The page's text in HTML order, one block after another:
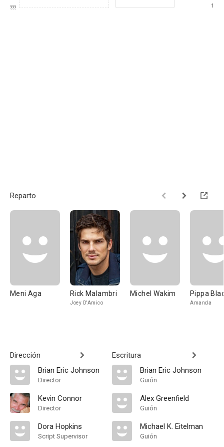
???
1
Reparto
Meni Aga Rick Malambri
Joey D'Amico
Michel Wakim Pippa
Amanda
Dirección
Brian Eric Johnson
Director
Kevin Connor
Director
Dora Hopkins
Script Supervisor
Escritura
Brian Eric Johnson
Guión
Alex Greenfield
Guión
Michael K. Eitelman
Guión